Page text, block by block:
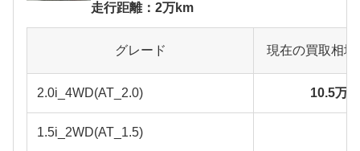
走行距離：2万km
グレード 現在の買取相
2.0i_4WD(AT_2.0) 10.5万
1.5i_2WD(AT_1.5)